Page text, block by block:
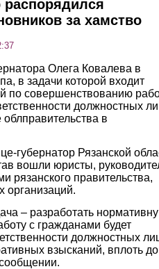
распорядился
за хамство
Олега Ковалева в
в задачи которой входит
по совершенствованию
должностных
в
губернатор Рязанской
вошли юристы,
рязанского правительства,
организаций.
– разработать
с гражданами будет
должностных
взысканий, вплоть до